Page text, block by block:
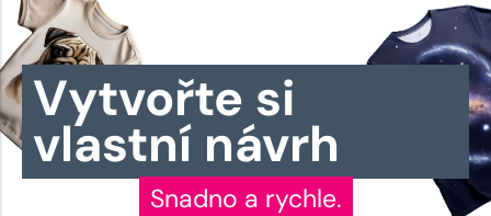
Vytvořte si
vlastní návrh
Snadno a rychle.